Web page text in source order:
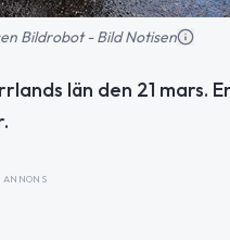
Bildrobot - Bild Notisen
län den 21 mars.
ANNONS